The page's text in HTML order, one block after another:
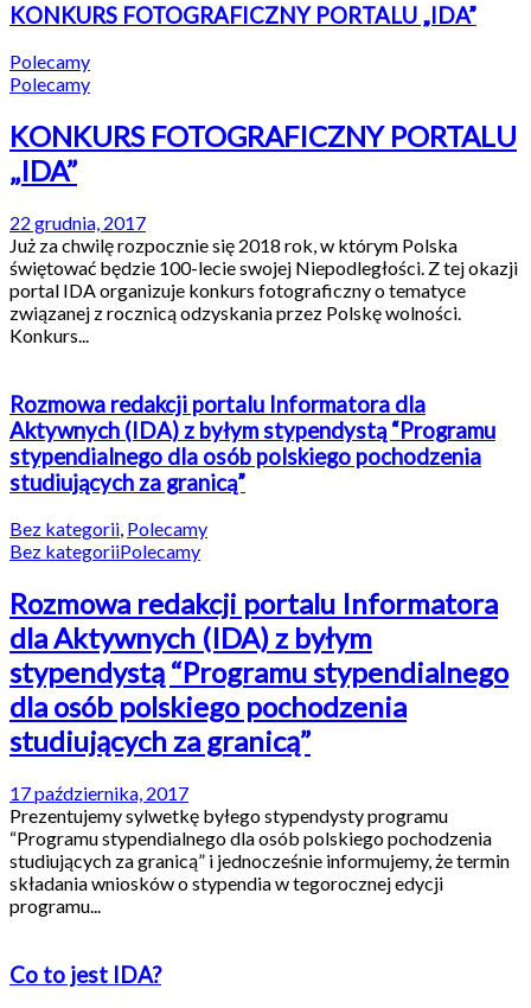
KONKURS FOTOGRAFICZNY PORTALU „IDA”
Polecamy
Polecamy
KONKURS FOTOGRAFICZNY PORTALU
„IDA”
22 grudnia, 2017
Już za chwilę rozpocznie się 2018 rok, w którym Polska
świętować będzie 100-lecie swojej Niepodległości. Z tej okazji
portal IDA organizuje konkurs fotograficzny o tematyce
związanej z rocznicą odzyskania przez Polskę wolności.
Konkurs...
Rozmowa redakcji portalu Informatora dla
Aktywnych (IDA) z byłym stypendystą “Programu
stypendialnego dla osób polskiego pochodzenia
studiujących za granicą”
Bez kategorii, Polecamy
Bez kategoriiPolecamy
Rozmowa redakcji portalu Informatora
dla Aktywnych (IDA) z byłym
stypendystą “Programu stypendialnego
dla osób polskiego pochodzenia
studiujących za granicą”
17 października, 2017
Prezentujemy sylwetkę byłego stypendysty programu
“Programu stypendialnego dla osób polskiego pochodzenia
studiujących za granicą” i jednocześnie informujemy, że termin
składania wniosków o stypendia w tegorocznej edycji
programu...
Co to jest IDA?